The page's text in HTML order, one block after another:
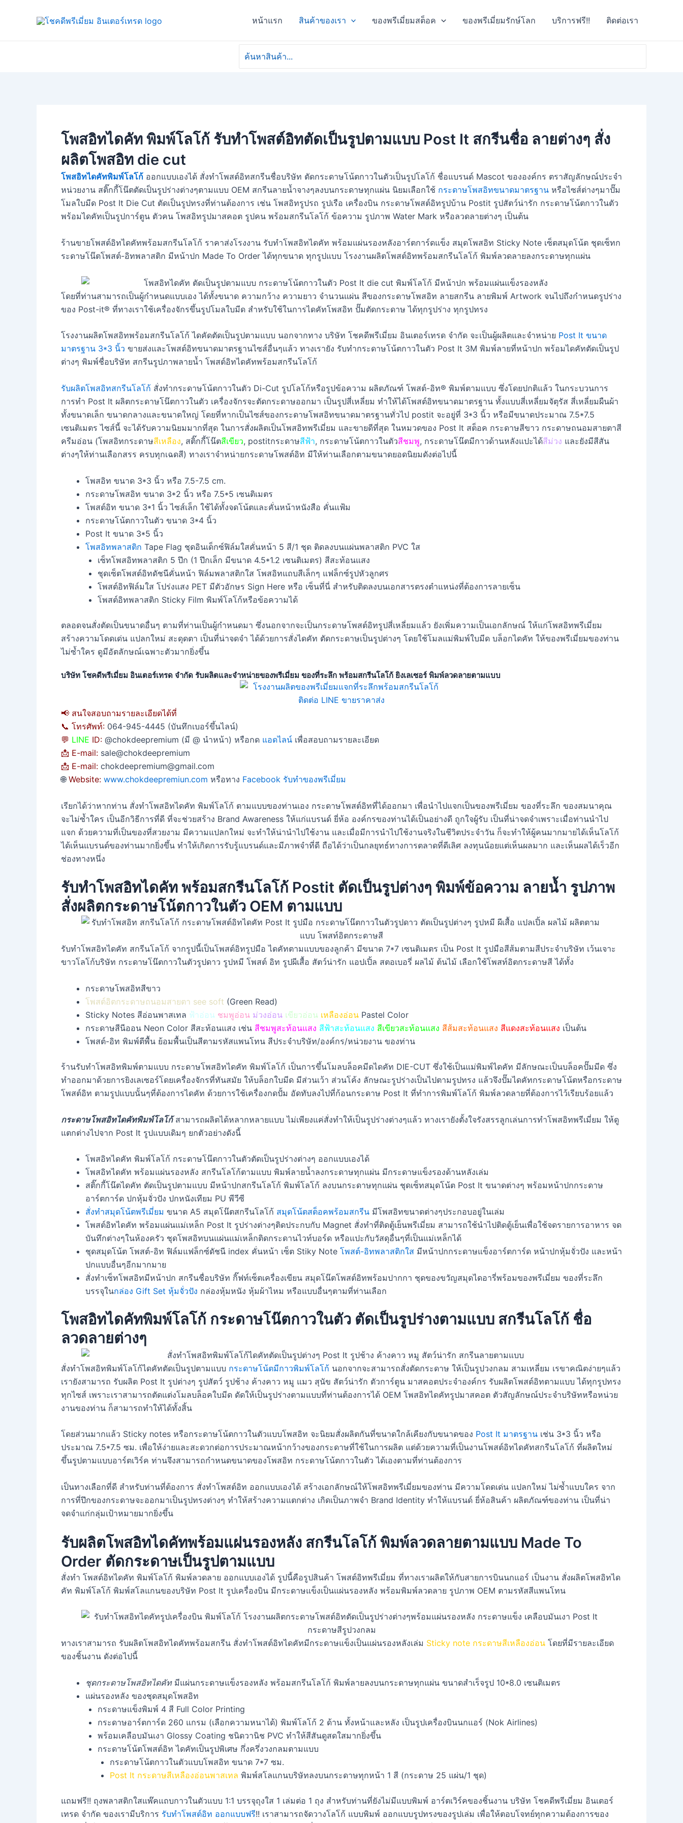
หน้าแรก สินค้าของเรา ของพรีเมี่ยมสต็อค ของพรีเมี่ยมรักษ์โลก บริการฟรี!! ติดต่อเรา
for:
โพสอิทไดคัท พิมพ์โลโก้ รับทำโพสต์อิทตัดเป็นรูปตามแบบ Post It สกรีนชื่อ ลายต่างๆ สั่ง
ผลิตโพสอิท die cut
โพสอิทไดคัทพิมพ์โลโก้ ออกแบบเองได้ สั่งทำโพสต์อิทสกรีนชื่อบริษัท ตัดกระดาษโน้ตกาวในตัวเป็นรูปโลโก้ ชื่อแบรนด์ Mascot ขององค์กร ตราสัญลักษณ์ประจำ
หน่วยงาน สติ๊กกี้โน๊ตตัดเป็นรูปร่างต่างๆตามแบบ OEM สกรีนลายน้ำจางๆลงบนกระดาษทุกแผ่น นิยมเลือกใช้ กระดาษโพสอิทขนาดมาตรฐาน หรือไซส์ต่างๆมาปั๊ม
โมลใบมีด Post It Die Cut ตัดเป็นรูปทรงที่ท่านต้องการ เช่น โพสอิทรูปรถ รูปเรือ เครื่องบิน กระดาษโพสต์อิทรูปบ้าน Postit รูปสัตว์น่ารัก กระดาษโน้ตกาวในตัว
พร้อมไดคัทเป็นรูปการ์ตูน ตัวคน โพสอิทรูปมาสคอต รูปคน พร้อมสกรีนโลโก้ ข้อความ รูปภาพ Water Mark หรือลวดลายต่างๆ เป็นต้น
ร้านขายโพสต์อิทไดคัทพร้อมสกรีนโลโก้ ราคาส่งโรงงาน รับทำโพสอิทไดคัท พร้อมแผ่นรองหลังอาร์ตการ์ดแข็ง สมุดโพสอิท Sticky Note เซ็ตสมุดโน้ต ชุดเซ็ทก
ระดาษโน๊ตโพสต์-อิทพลาสติก มีหน้าปก Made To Order ได้ทุกขนาด ทุกรูปแบบ โรงงานผลิตโพสต์อิทพร้อมสกรีนโลโก้ พิมพ์ลวดลายลงกระดาษทุกแผ่น
โดยที่ท่านสามารถเป็นผู้กำหนดแบบเอง ได้ทั้งขนาด ความกว้าง ความยาว จำนวนแผ่น สีของกระดาษโพสอิท ลายสกรีน ลายพิมพ์ Artwork จนไปถึงกำหนดรูปร่าง
ของ Post-it® ที่ทางเราใช้เครื่องจักรขึ้นรูปโมลใบมีด สำหรับใช้ในการไดคัทโพสอิท ปั๊มตัดกระดาษ ได้ทุกรูปร่าง ทุกรูปทรง
โรงงานผลิตโพสอิทพร้อมสกรีนโลโก้ ไดคัดตัดเป็นรูปตามแบบ นอกจากทาง บริษัท โชคดีพรีเมี่ยม อินเตอร์เทรด จำกัด จะเป็นผู้ผลิตและจำหน่าย Post It ขนาด
มาตรฐาน 3*3 นิ้ว ขายส่งและโพสต์อิทขนาดมาตรฐานไซส์อื่นๆแล้ว ทางเรายัง รับทำกระดาษโน้ตกาวในตัว Post It 3M พิมพ์ลายที่หน้าปก พร้อมไดคัทตัดเป็นรูป
ต่างๆ พิมพ์ชื่อบริษัท สกรีนรูปภาพลายน้ำ โพสต์อิทไดคัทพร้อมสกรีนโลโก้
รับผลิตโพสอิทสกรีนโลโก้ สั่งทำกระดาษโน้ตกาวในตัว Di-Cut รูปโลโก้หรือรูปข้อความ ผลิตภัณฑ์ โพสต์-อิท® พิมพ์ตามแบบ ซึ่งโดยปกติแล้ว ในกระบวนการ
การทำ Post It ผลิตกระดาษโน๊ตกาวในตัว เครื่องจักรจะตัดกระดาษออกมา เป็นรูปสี่เหลี่ยม ทำให้ได้โพสต์อิทขนาดมาตรฐาน ทั้งแบบสี่เหลี่ยมจัตุรัส สี่เหลี่ยมผืนผ้า
ทั้งขนาดเล็ก ขนาดกลางและขนาดใหญ่ โดยที่หากเป็นไซส์ของกระดาษโพสอิทขนาดมาตรฐานทั่วไป postit จะอยู่ที่ 3*3 นิ้ว หรือมีขนาดประมาณ 7.5*7.5
เซนติเมตร ไซส์นี้ จะได้รับความนิยมมากที่สุด ในการสั่งผลิตเป็นโพสอิทพรีเมี่ยม และขายดีที่สุด ในหมวดของ Post It สต็อค กระดาษสีขาว กระดาษถนอมสายตาสี
ครีมอ่อน (โพสอิทกระดาษสีเหลือง, สติ๊กกี้โน๊ตสีเขียว, postitกระดาษสีฟ้า, กระดาษโน้ตกาวในตัวสีชมพู, กระดาษโน๊ตมีกาวด้านหลังแปะได้สีม่วง และยังมีสีสัน
ต่างๆให้ท่านเลือกสรร ครบทุกเฉดสี) ทางเราจำหน่ายกระดาษโพสต์อิท มีให้ท่านเลือกตามขนาดยอดนิยมดังต่อไปนี้
โพสอิท ขนาด 3*3 นิ้ว หรือ 7.5-7.5 cm.
กระดาษโพสอิท ขนาด 3*2 นิ้ว หรือ 7.5*5 เซนติเมตร
โพสต์อิท ขนาด 3*1 นิ้ว ไซส์เล็ก ใช้ได้ทั้งจดโน้ตและคั่นหน้าหนังสือ คั่นแฟ้ม
กระดาษโน้ตกาวในตัว ขนาด 3*4 นิ้ว
Post It ขนาด 3*5 นิ้ว
โพสอิทพลาสติก Tape Flag ชุดอินเด็กซ์ฟิล์มใสคั่นหน้า 5 สี/1 ชุด ติดลงบนแผ่นพลาสติก PVC ใส
เซ็ทโพสอิทพลาสติก 5 ปึก (1 ปึกเล็ก มีขนาด 4.5*1.2 เซนติเมตร) สีสะท้อนแสง
ชุดเซ็ตโพสต์อิทดัชนีคั่นหน้า ฟิล์มพลาสติกใส โพสอิทแถบสีเล็กๆ แฟล็กซ์รูปหัวลูกศร
โพสต์อิทฟิล์มใส โปร่งแสง PET มีตัวอักษร Sign Here หรือ เซ็นที่นี่ สำหรับติดลงบนเอกสารตรงตำแหน่งที่ต้องการลายเซ็น
โพสต์อิทพลาสติก Sticky Film พิมพ์โลโก้หรือข้อความได้
ตลอดจนสั่งตัดเป็นขนาดอื่นๆ ตามที่ท่านเป็นผู้กำหนดมา ซึ่งนอกจากจะเป็นกระดาษโพสต์อิทรูปสี่เหลี่ยมแล้ว ยังเพิ่มความเป็นเอกลักษณ์ ให้แก่โพสอิทพรีเมี่ยม
สร้างความโดดเด่น แปลกใหม่ สะดุดตา เป็นที่น่าจดจำ ได้ด้วยการสั่งไดคัท ตัดกระดาษเป็นรูปต่างๆ โดยใช้โมลแม่พิมพ์ใบมีด บล็อกไดคัท ให้ของพรีเมี่ยมของท่าน
ไม่ซ้ำใคร ดูมีอัตลักษณ์เฉพาะตัวมากยิ่งขึ้น
บริษัท โชคดีพรีเมี่ยม อินเตอร์เทรด จำกัด รับผลิตและจำหน่ายของพรีเมี่ยม ของที่ระลึก พร้อมสกรีนโลโก้ ยิงเลเซอร์ พิมพ์ลวดลายตามแบบ
📢 สนใจสอบถามรายละเอียดได้ที่
📞 โทรศัพท์: 064-945-4445 (บันทึกเบอร์ขึ้นไลน์)
💬 LINE ID: @chokdeepremium (มี @ นำหน้า) หรือกด แอดไลน์ เพื่อสอบถามรายละเอียด
📩 E-mail: sale@chokdeepremium
📩 E-mail: chokdeepremium@gmail.com
🌐 Website: www.chokdeepremiun.com หรือทาง Facebook รับทำของพรีเมี่ยม
เรียกได้ว่าหากท่าน สั่งทำโพสอิทไดคัท พิมพ์โลโก้ ตามแบบของท่านเอง กระดาษโพสต์อิทที่ได้ออกมา เพื่อนำไปแจกเป็นของพรีเมี่ยม ของที่ระลึก ของสมนาคุณ
จะไม่ซ้ำใคร เป็นอีกวิธีการที่ดี ที่จะช่วยสร้าง Brand Awareness ให้แก่แบรนด์ ยี่ห้อ องค์กรของท่านได้เป็นอย่างดี ถูกใจผู้รับ เป็นที่น่าจดจำเพราะเมื่อท่านนำไป
แจก ด้วยความที่เป็นของที่สวยงาม มีความแปลกใหม่ จะทำให้น่านำไปใช้งาน และเมื่อมีการนำไปใช้งานจริงในชีวิตประจำวัน ก็จะทำให้ผู้คนมากมายได้เห็นโลโก้
ได้เห็นแบรนด์ของท่านมากยิ่งขึ้น ทำให้เกิดการรับรู้แบรนด์และมีภาพจำที่ดี ถือได้ว่าเป็นกลยุทธ์ทางการตลาดที่ดีเลิศ ลงทุนน้อยแต่เห็นผลมาก และเห็นผลได้เร็วอีก
ช่องทางหนึ่ง
รับทำโพสอิทไดคัท พร้อมสกรีนโลโก้ Postit ตัดเป็นรูปต่างๆ พิมพ์ข้อความ ลายน้ำ รูปภาพ
สั่งผลิตกระดาษโน้ตกาวในตัว OEM ตามแบบ
รับทำโพสอิทไดคัท สกรีนโลโก้ จากรูปนี้เป็นโพสต์อิทรูปมือ ไดคัทตามแบบของลูกค้า มีขนาด 7*7 เซนติเมตร เป็น Post It รูปมือสีส้มตามสีประจำบริษัท เว้นเจาะ
ขาวโลโก้บริษัท กระดาษโน๊ตกาวในตัวรูปดาว รูปหมี โพสต์ อิท รูปผีเสื้อ สัตว์น่ารัก แอปเปิ้ล สตอเบอรี่ ผลไม้ ต้นไม้ เลือกใช้โพสท์อิตกระดาษสี ได้ทั้ง
กระดาษโพสอิทสีขาว
โพสต์อิตกระดาษถนอมสายตา see soft (Green Read)
Sticky Notes สีอ่อนพาสเทล ฟ้าอ่อน ชมพูอ่อน ม่วงอ่อน เขียวอ่อน เหลืองอ่อน Pastel Color
กระดาษสีนีออน Neon Color สีสะท้อนแสง เช่น สีชมพูสะท้อนแสง สีฟ้าสะท้อนแสง สีเขียวสะท้อนแสง สีส้มสะท้อนแสง สีแดงสะท้อนแสง เป็นต้น
โพสต์-อิท พิมพ์ตีพื้น ย้อมพื้นเป็นสีตามรหัสแพนโทน สีประจำบริษัท/องค์กร/หน่วยงาน ของท่าน
ร้านรับทำโพสอิทพิมพ์ตามแบบ กระดาษโพสอิทไดคัท พิมพ์โลโก้ เป็นการขึ้นโมลบล็อคมีดไดคัท DIE-CUT ซึ่งใช้เป็นแม่พิมพ์ไดคัท มีลักษณะเป็นบล็อคปั๊มมีด ซึ่ง
ทำออกมาด้วยการยิงเลเซอร์โดยเครื่องจักรที่ทันสมัย ให้บล็อกใบมีด มีส่วนเว้า ส่วนโค้ง ลักษณะรูปร่างเป็นไปตามรูปทรง แล้วจึงปั๊มไดคัทกระดาษโน้ตหรือกระดาษ
โพสต์อิท ตามรูปแบบนั้นๆที่ต้องการไดคัท ด้วยการใช้เครื่องกดปั้ม อัดทับลงไปที่ก้อนกระดาษ Post It ที่ทำการพิมพ์โลโก้ พิมพ์ลวดลายที่ต้องการไว้เรียบร้อยแล้ว
กระดาษโพสอิทไดคัทพิมพ์โลโก้สามารถผลิตได้หลากหลายแบบ ไม่เพียงแค่สั่งทำให้เป็นรูปร่างต่างๆแล้ว ทางเรายังตั้งใจรังสรรลูกเล่นการทำโพสอิทพรีเมี่ยม ให้ดู
แตกต่างไปจาก Post It รูปแบบเดิมๆ ยกตัวอย่างดังนี้
โพสอิทไดคัท พิมพ์โลโก้ กระดาษโน๊ตกาวในตัวตัดเป็นรูปร่างต่างๆ ออกแบบเองได้
โพสอิทไดคัท พร้อมแผ่นรองหลัง สกรีนโลโก้ตามแบบ พิมพ์ลายน้ำลงกระดาษทุกแผ่น มีกระดาษแข็งรองด้านหลังเล่ม
สติ๊กกี้โน๊ตไดคัท ตัดเป็นรูปตามแบบ มีหน้าปกสกรีนโลโก้ พิมพ์โลโก้ ลงบนกระดาษทุกแผ่น ชุดเซ็ทสมุดโน้ต Post It ขนาดต่างๆ พร้อมหน้าปกกระดาษ
อาร์ตการ์ด ปกหุ้มจั่วปัง ปกหนังเทียม PU พีวีซี
สั่งทำสมุดโน้ตพรีเมี่ยม ขนาด A5 สมุดโน๊ตสกรีนโลโก้ สมุดโน้ตสต็อคพร้อมสกรีน มีโพสอิทขนาดต่างๆประกอบอยู่ในเล่ม
โพสต์อิทไดคัท พร้อมแผ่นแม่เหล็ก Post It รูปร่างต่างๆติดประกบกับ Magnet สั่งทำที่ติดตู้เย็นพรีเมี่ยม สามารถใช้นำไปติดตู้เย็นเพื่อใช้จดรายการอาหาร จด
บันทึกต่างๆในห้องครัว ชุดโพสอิทบนแผ่นแม่เหล็กติดกระดานไวท์บอร์ด หรือแปะกับวัสดุอื่นๆที่เป็นแม่เหล็กได้
ชุดสมุดโน้ต โพสต์-อิท ฟิล์มแฟล็กซ์ดัชนี index คั่นหน้า เซ็ต Stiky Note โพสต์-อิทพลาสติกใส มีหน้าปกกระดาษแข็งอาร์ตการ์ด หน้าปกหุ้มจั่วปัง และหน้า
ปกแบบอื่นๆอีกมากมาย
สั่งทำเซ็ทโพสอิทมีหน้าปก สกรีนชื่อบริษัท กิ๊ฟท์เซ็ตเครื่องเขียน สมุดโน๊ตโพสต์อิทพร้อมปากกา ชุดของขวัญสมุดไดอารี่พร้อมของพรีเมี่ยม ของที่ระลึก
บรรจุในกล่อง Gift Set หุ้มจั่วปัง กล่องหุ้มหนัง หุ้มผ้าไหม หรือแบบอื่นๆตามที่ท่านเลือก
โพสอิทไดคัทพิมพ์โลโก้ กระดาษโน๊ตกาวในตัว ตัดเป็นรูปร่างตามแบบ สกรีนโลโก้ ชื่อ
ลวดลายต่างๆ
สั่งทำโพสอิทพิมพ์โลโก้ไดคัทตัดเป็นรูปตามแบบ กระดาษโน้ตมีกาวพิมพ์โลโก้ นอกจากจะสามารถสั่งตัดกระดาษ ให้เป็นรูปวงกลม สามเหลี่ยม เรขาคณิตง่ายๆแล้ว
เรายังสามารถ รับผลิต Post It รูปต่างๆ รูปสัตว์ รูปช้าง ค้างคาว หมู แมว สุนัข สัตว์น่ารัก ตัวการ์ตูน มาสคอตประจำองค์กร รับผลิตโพสต์อิทตามแบบ ได้ทุกรูปทรง
ทุกไซส์ เพราะเราสามารถตัดแต่งโมลบล็อคใบมีด ดัดให้เป็นรูปร่างตามแบบที่ท่านต้องการได้ OEM โพสอิทไดคัทรูปมาสคอต ตัวสัญลักษณ์ประจำบริษัทหรือหน่วย
งานของท่าน ก็สามารถทำให้ได้ทั้งสิ้น
โดยส่วนมากแล้ว Sticky notes หรือกระดาษโน้ตกาวในตัวแบบโพสอิท จะนิยมสั่งผลิตกันที่ขนาดใกล้เคียงกับขนาดของ Post It มาตรฐาน เช่น 3*3 นิ้ว หรือ
ประมาณ 7.5*7.5 ซม. เพื่อให้ง่ายและสะดวกต่อการประมาณหน้ากว้างของกระดาษที่ใช้ในการผลิต แต่ด้วยความที่เป็นงานโพสต์อิทไดคัทสกรีนโลโก้ ที่ผลิตใหม่
ขึ้นรูปตามแบบอาร์ตเวิร์ค ท่านจึงสามารถกำหนดขนาดของโพสอิท กระดาษโน้ตกาวในตัว ได้เองตามที่ท่านต้องการ
เป็นทางเลือกที่ดี สำหรับท่านที่ต้องการ สั่งทำโพสต์อิท ออกแบบเองได้ สร้างเอกลักษณ์ให้โพสอิทพรีเมี่ยมของท่าน มีความโดดเด่น แปลกใหม่ ไม่ซ้ำแบบใคร จาก
การที่ปึกของกระดาษจะออกมาเป็นรูปทรงต่างๆ ทำให้สร้างความแตกต่าง เกิดเป็นภาพจำ Brand Identity ทำให้แบรนด์ ยี่ห้อสินค้า ผลิตภัณฑ์ของท่าน เป็นที่น่า
จดจำแก่กลุ่มเป้าหมายมากยิ่งขึ้น
รับผลิตโพสอิทไดคัทพร้อมแผ่นรองหลัง สกรีนโลโก้ พิมพ์ลวดลายตามแบบ Made To
Order ตัดกระดาษเป็นรูปตามแบบ
สั่งทำ โพสต์อิทไดคัท พิมพ์โลโก้ พิมพ์ลวดลาย ออกแบบเองได้ รูปนี้คือรูปสินค้า โพสต์อิทพรีเมี่ยม ที่ทางเราผลิตให้กับสายการบินนกแอร์ เป็นงาน สั่งผลิตโพสอิทได
คัท พิมพ์โลโก้ พิมพ์สโลแกนของบริษัท Post It รูปเครื่องบิน มีกระดาษแข็งเป็นแผ่นรองหลัง พร้อมพิมพ์ลวดลาย รูปภาพ OEM ตามรหัสสีแพนโทน
ทางเราสามารถ รับผลิตโพสอิทไดคัทพร้อมสกรีน สั่งทำโพสต์อิทไดคัทมีกระดาษแข็งเป็นแผ่นรองหลังเล่ม Sticky note กระดาษสีเหลืองอ่อน โดยที่มีรายละเอียด
ของชิ้นงาน ดังต่อไปนี้
ชุดกระดาษโพสอิทไดคัทมีแผ่นกระดาษแข็งรองหลัง พร้อมสกรีนโลโก้ พิมพ์ลายลงบนกระดาษทุกแผ่น ขนาดสำเร็จรูป 10*8.0 เซนติเมตร
แผ่นรองหลัง ของชุดสมุดโพสอิท
กระดาษแข็งพิมพ์ 4 สี Full Color Printing
กระดาษอาร์ตการ์ด 260 แกรม (เลือกความหนาได้) พิมพ์โลโก้ 2 ด้าน ทั้งหน้าและหลัง เป็นรูปเครื่องบินนกแอร์ (Nok Airlines)
พร้อมเคลือบมันเงา Glossy Coating ชนิดวานิช PVC ทำให้สีสันดูสดใสมากยิ่งขึ้น
กระดาษโน้ตโพสต์อิท ไดคัทเป็นรูปพิเศษ กึ่งครึ่งวงกลมตามแบบ
กระดาษโน้ตกาวในตัวแบบโพสอิท ขนาด 7*7 ซม.
Post It กระดาษสีเหลืองอ่อนพาสเทล พิมพ์สโลแกนบริษัทลงบนกระดาษทุกหน้า 1 สี (กระดาษ 25 แผ่น/1 ชุด)
แถมฟรี!! ถุงพลาสติกใสแพ๊คแถบกาวในตัวแบบ 1:1 บรรจุถุงใส 1 เล่มต่อ 1 ถุง สำหรับท่านที่ยังไม่มีแบบพิมพ์ อาร์ตเวิร์คของชิ้นงาน บริษัท โชคดีพรีเมี่ยม อินเตอร์
เทรด จำกัด ของเรามีบริการ รับทำโพสต์อิท ออกแบบฟรี!! เราสามารถจัดวางโลโก้ แบบพิมพ์ ออกแบบรูปทรงของรูปเล่ม เพื่อให้ตอบโจทย์ทุกความต้องการของ
navigation